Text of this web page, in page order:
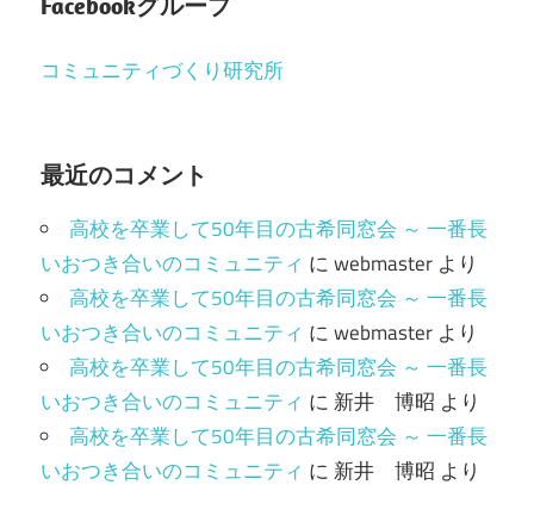
コミュニティづくり研究所
最近のコメント
高校を卒業して50年目の古希同窓会 ～ 一番長
いおつき合いのコミュニティ にwebmaster より
高校を卒業して50年目の古希同窓会 ～ 一番長
いおつき合いのコミュニティ にwebmaster より
高校を卒業して50年目の古希同窓会 ～ 一番長
いおつき合いのコミュニティ に新井 博昭 より
高校を卒業して50年目の古希同窓会 ～ 一番長
いおつき合いのコミュニティ に新井 博昭 より